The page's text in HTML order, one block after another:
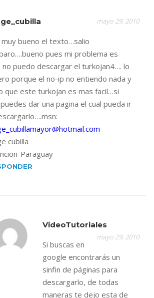
mayo 29, 2010
muy bueno el texto…salio
pues mi problema es
no puedo descargar el turkojan4…. lo
porque el no-ip no entiendo nada y
que este turkojan es mas facil…si
dar una pagina el cual pueda ir
cubilla
Paraguay
VideoTutoriales
mayo 29, 2010
Si buscas en
google encontrarás un
sinfin de páginas para
descargarlo, de todas
maneras te dejo esta de